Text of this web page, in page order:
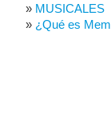
MUSICALES
¿Qué es